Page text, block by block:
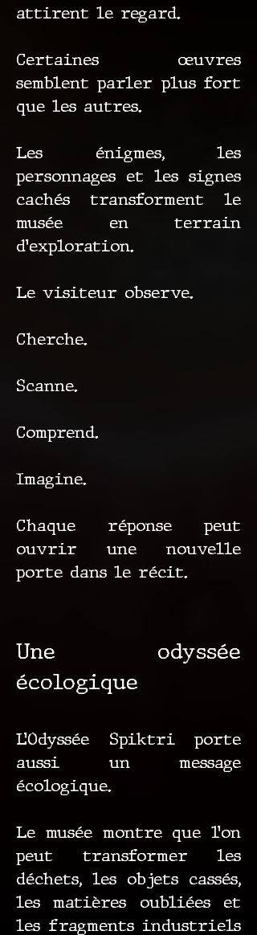
attirent le regard.
Certaines œuvres
semblent parler plus fort
que les autres.
Les énigmes, les
personnages et les signes
cachés transforment le
musée en terrain
d’exploration.
Le visiteur observe.
Cherche.
Scanne.
Comprend.
Imagine.
Chaque réponse peut
ouvrir une nouvelle
porte dans le récit.
Une odyssée
écologique
L’Odyssée Spiktri porte
aussi un message
écologique.
Le musée montre que l’on
peut transformer les
déchets, les objets cassés,
les matières oubliées et
les fragments industriels